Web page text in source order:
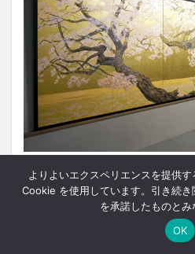
そのほか、首相官邸にも展示され
じょうえんそうず）』や
メニュー
よりよいエクスペリエンスを提供
Cookie を使用しています。引き続
を承諾したものとみ
OK